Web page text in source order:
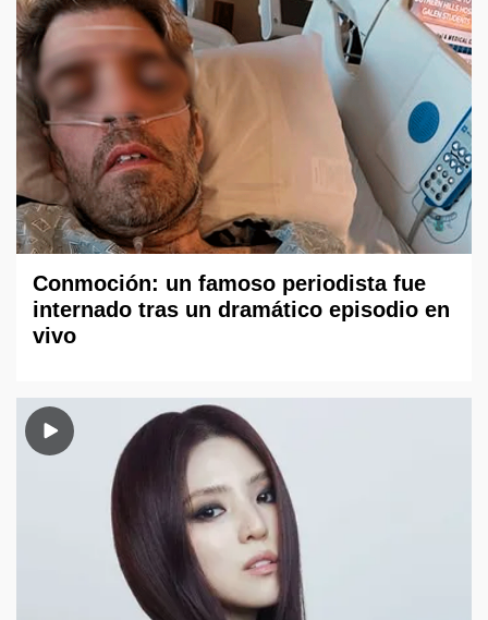
Conmoción: un famoso periodista fue
internado tras un dramático episodio en
vivo